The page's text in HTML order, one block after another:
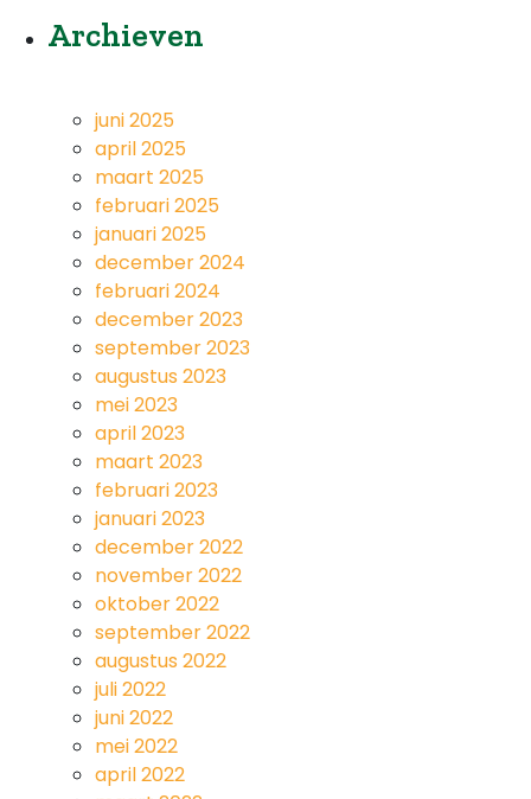
Archieven
juni 2025
april 2025
maart 2025
februari 2025
januari 2025
december 2024
februari 2024
december 2023
september 2023
augustus 2023
mei 2023
april 2023
maart 2023
februari 2023
januari 2023
december 2022
november 2022
oktober 2022
september 2022
augustus 2022
juli 2022
juni 2022
mei 2022
april 2022